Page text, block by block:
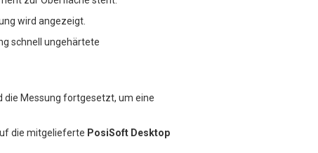
wird angezeigt.
schnell ungehärtete
die Messung fortgesetzt, um eine
die mitgelieferte PosiSoft Desktop